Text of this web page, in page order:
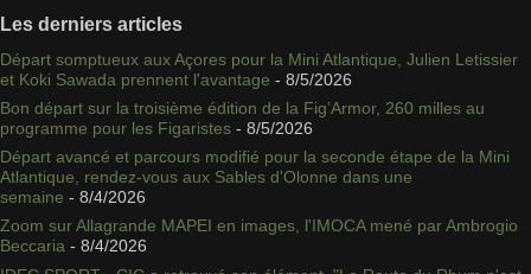
Les derniers articles
Départ somptueux aux Açores pour la Mini Atlantique, Julien Letissier
et Koki Sawada prennent l'avantage - 8/5/2026
Bon départ sur la troisième édition de la Fig’Armor, 260 milles au
programme pour les Figaristes - 8/5/2026
Départ avancé et parcours modifié pour la seconde étape de la Mini
Atlantique, rendez-vous aux Sables d'Olonne dans une
semaine - 8/4/2026
Zoom sur Allagrande MAPEI en images, l'IMOCA mené par Ambrogio
Beccaria - 8/4/2026